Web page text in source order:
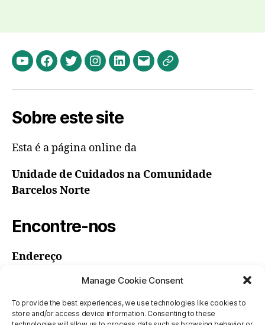
Manage Cookie Consent
To provide the best experiences, we use technologies like cookies to
store and/or access device information. Consenting to these
YoutubeFacebook
TwitterInstagram
LinkedIn
EmailPolítica
Sobre este site
Esta é a página online da
Unidade de Cuidados na Comunidade
Barcelos Norte
Encontre-nos
Endereço
ULS Barcelos/Esposende
Rua Dr. Abel Varzim
4750-253 Barcelos